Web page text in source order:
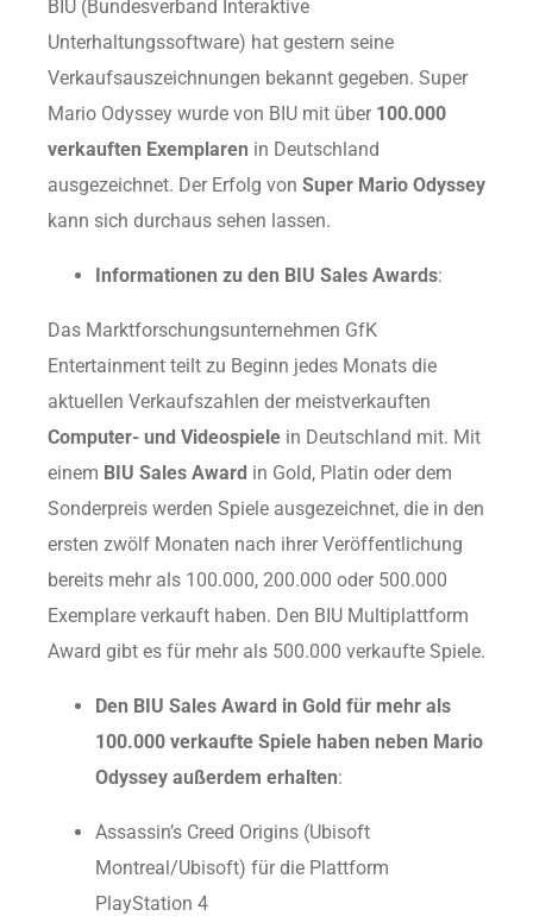
BIU (Bundesverband Interaktive
Unterhaltungssoftware) hat gestern seine
Verkaufsauszeichnungen bekannt gegeben. Super
Mario Odyssey wurde von BIU mit über 100.000
verkauften Exemplaren in Deutschland
ausgezeichnet. Der Erfolg von Super Mario Odyssey
kann sich durchaus sehen lassen.
Informationen zu den BIU Sales Awards:
Das Marktforschungsunternehmen GfK
Entertainment teilt zu Beginn jedes Monats die
aktuellen Verkaufszahlen der meistverkauften
Computer- und Videospiele in Deutschland mit. Mit
einem BIU Sales Award in Gold, Platin oder dem
Sonderpreis werden Spiele ausgezeichnet, die in den
ersten zwölf Monaten nach ihrer Veröffentlichung
bereits mehr als 100.000, 200.000 oder 500.000
Exemplare verkauft haben. Den BIU Multiplattform
Award gibt es für mehr als 500.000 verkaufte Spiele.
Den BIU Sales Award in Gold für mehr als
100.000 verkaufte Spiele haben neben Mario
Odyssey außerdem erhalten:
Assassin’s Creed Origins (Ubisoft
Montreal/Ubisoft) für die Plattform
PlayStation 4